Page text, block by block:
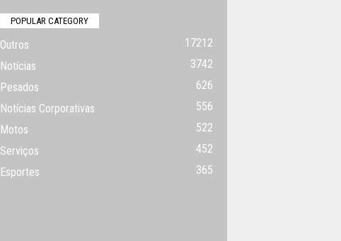
POPULAR CATEGORY
Outros
17212
Notícias
3742
Pesados
626
Notícias Corporativas
556
Motos
522
Serviços
452
Esportes
365